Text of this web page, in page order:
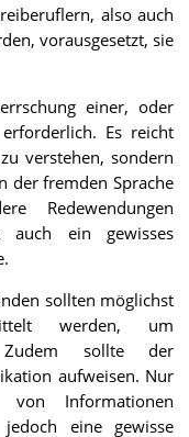
also auch
vorausgesetzt, sie
einer, oder
Es reicht
verstehen, sondern
der fremden Sprache
Redewendungen
auch ein gewisses
sollten möglichst
werden, um
Zudem sollte der
aufweisen. Nur
Informationen
eine gewisse